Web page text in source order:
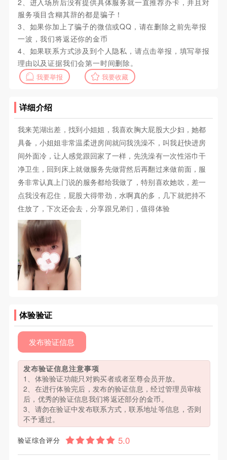
2、进入场所后没有提供具体服务就一直推荐办卡，并且对
服务项目含糊其辞的都是骗子！
3、如果你加上了骗子的微信或QQ，请在删除之前先举报
一波，我们将返还你的金币
4、如果联系方式涉及到个人隐私，请点击举报，填写举报
理由以及证据我们会第一时间删除。
我要举报 我要收藏
详细介绍
我来芜湖出差，找到小姐姐，我喜欢胸大屁股大少妇，她都
具备，小姐姐非常温柔进房间就问我洗澡不，叫我赶快进房
间外面冷，让人感觉跟回家了一样，先洗澡有一次性浴巾干
净卫生，回到床上就做服务先做背然后再翻过来做前面，服
务非常认真上门说的服务都给我做了，特别喜欢她吹，差一
点我没有忍住，屁股大得带劲，水啊真的多，几下就把持不
住放了，下次还会去，分享跟兄弟们，值得体验
体验验证
发布验证信息
发布验证信息注意事项
1、体验验证功能只对购买者或者至尊会员开放。
2、在进行体验完后，发布的验证信息，经过管理员审核
后，优秀的验证信息我们将返还部分的金币。
3、请勿在验证中发布联系方式，联系地址等信息，否则
不予通过。
验证综合评分